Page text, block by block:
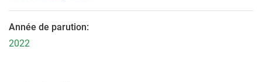
Année de parution:
2022